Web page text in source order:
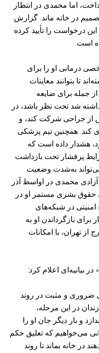
اما محمدی در انتظار
در خانه ماند. گزارش
این درخواست را تأیید کرده
است.
درمانی او را برای
تا بتوانند معاینات
جمله برای ضایعه
شد تحت نظر باشد، در
از جراحی شرکت کند، و
کند. همچنین تیم پزشکی
هشدار داده است که
پرفشار تحت بازداشت
به‌شدت وضعیت
محمدی در اواسط آذر
حقوق بشری مستمر او در
در شبکه‌های
بازگرداندن او به
از تهران، با امکانات
بیانیه‌ای اعلام کرد:
ضروری و مثبت در روند
در این مرحله،
و بار دیگر جان او را
می‌خواهیم که تعلیق حکم
در خانه بماند تا روند